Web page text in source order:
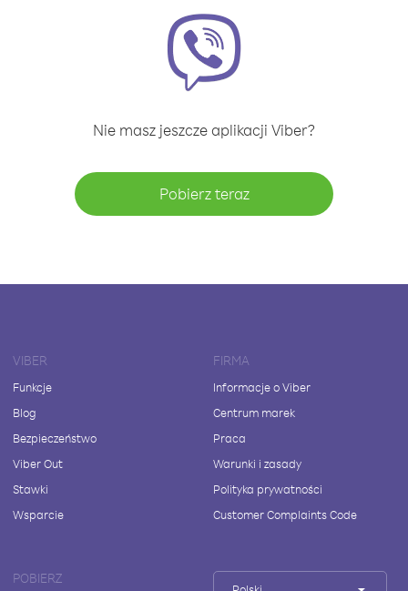
Nie masz jeszcze aplikacji Viber?
Pobierz teraz
VIBER
Funkcje
Blog
Bezpieczeństwo
Viber Out
Stawki
Wsparcie
FIRMA
Informacje o Viber
Centrum marek
Praca
Warunki i zasady
Polityka prywatności
Customer Complaints Code
POBIERZ